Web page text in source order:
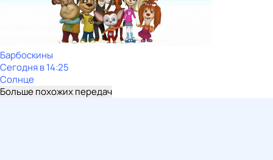
Барбоскины
Сегодня в 14:25
Солнце
Больше похожих передач